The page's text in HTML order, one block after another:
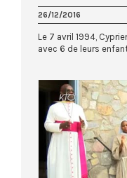
26/12/2016
Le 7 avril 1994,
avec 6 de leurs